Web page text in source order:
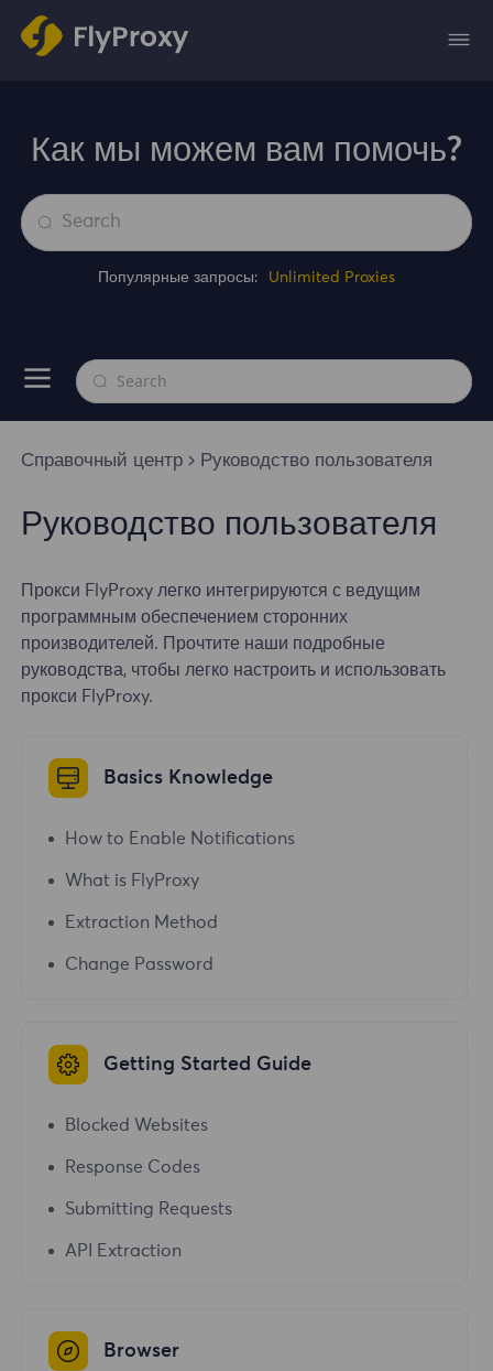
Как мы можем вам помочь?
Популярные запросы: Unlimited Proxies
Справочный центр Руководство пользователя
Руководство пользователя
Прокси FlyProxy легко интегрируются с ведущим
программным обеспечением сторонних
производителей. Прочтите наши подробные
руководства, чтобы легко настроить и использовать
прокси FlyProxy.
Basics Knowledge
How to Enable Notifications
What is FlyProxy
Extraction Method
Change Password
Getting Started Guide
Blocked Websites
Response Codes
Submitting Requests
API Extraction
Browser